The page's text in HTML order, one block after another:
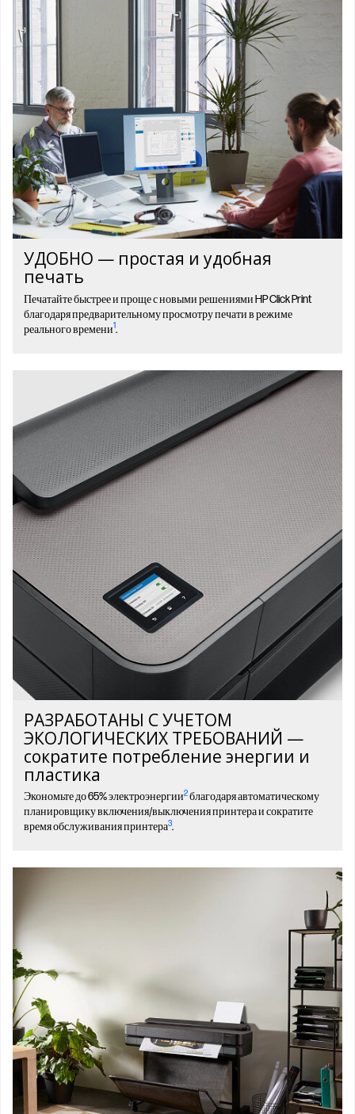
УДОБНО — простая и удобная
печать
Печатайте быстрее и проще с новыми решениями HP Click Print
благодаря предварительному просмотру печати в режиме
реального времени1.
РАЗРАБОТАНЫ С УЧЕТОМ
ЭКОЛОГИЧЕСКИХ ТРЕБОВАНИЙ —
сократите потребление энергии и
пластика
Экономьте до 65% электроэнергии2благодаря автоматическому
планировщику включения/выключения принтера и сократите
время обслуживания принтера3.